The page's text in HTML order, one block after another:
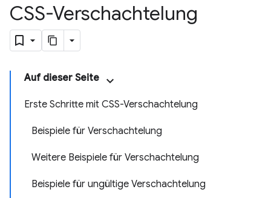
CSS-Verschachtelung
Auf dieser Seite
Erste Schritte mit CSS-Verschachtelung
Beispiele für Verschachtelung
Weitere Beispiele für Verschachtelung
Beispiele für ungültige Verschachtelung